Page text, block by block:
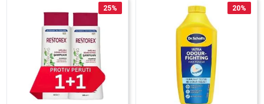
25% 20%